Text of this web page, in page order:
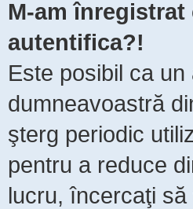
M-am
autentifica?!
Este posibil ca
dumneavoastră
şterg periodic
pentru a reduce
lucru, încercaţi